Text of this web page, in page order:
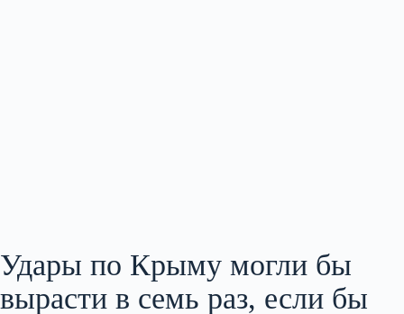
Удары по Крыму могли бы
вырасти в семь раз, если бы